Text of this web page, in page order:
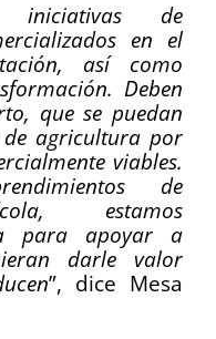
iniciativas de
en el
así como
Deben
que se puedan
agricultura por
viables.
de
estamos
para apoyar a
darle valor
”, dice Mesa